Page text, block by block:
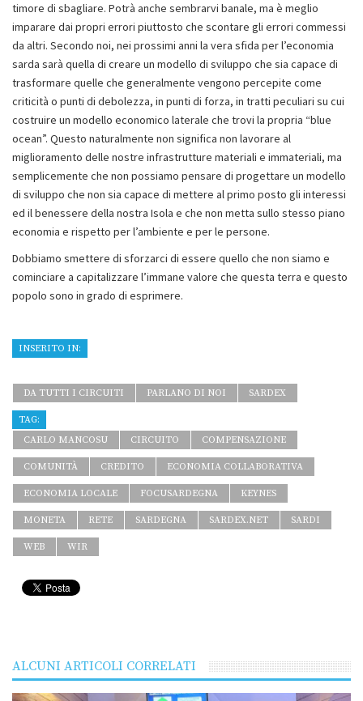
timore di sbagliare. Potrà anche sembrarvi banale, ma è meglio
imparare dai propri errori piuttosto che scontare gli errori commessi
da altri. Secondo noi, nei prossimi anni la vera sfida per l’economia
sarda sarà quella di creare un modello di sviluppo che sia capace di
trasformare quelle che generalmente vengono percepite come
criticità o punti di debolezza, in punti di forza, in tratti peculiari su cui
costruire un modello economico laterale che trovi la propria “blue
ocean”. Questo naturalmente non significa non lavorare al
miglioramento delle nostre infrastrutture materiali e immateriali, ma
semplicemente che non possiamo pensare di progettare un modello
di sviluppo che non sia capace di mettere al primo posto gli interessi
ed il benessere della nostra Isola e che non metta sullo stesso piano
economia e rispetto per l’ambiente e per le persone.
Dobbiamo smettere di sforzarci di essere quello che non siamo e
cominciare a capitalizzare l’immane valore che questa terra e questo
popolo sono in grado di esprimere.
INSERITO IN:
DA TUTTI I CIRCUITI PARLANO DI NOI SARDEX
TAG:
CARLO MANCOSU
CIRCUITO COMPENSAZIONE
COMUNITÀ CREDITO ECONOMIA COLLABORATIVA
ECONOMIA LOCALE FOCUSARDEGNA KEYNES
MONETA RETE SARDEGNA SARDEX.NET SARDI
WEB WIR
ALCUNI ARTICOLI CORRELATI